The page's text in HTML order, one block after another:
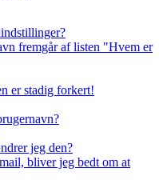
fremgår af listen "Hvem er
er stadig forkert!
jeg den?
bliver jeg bedt om at